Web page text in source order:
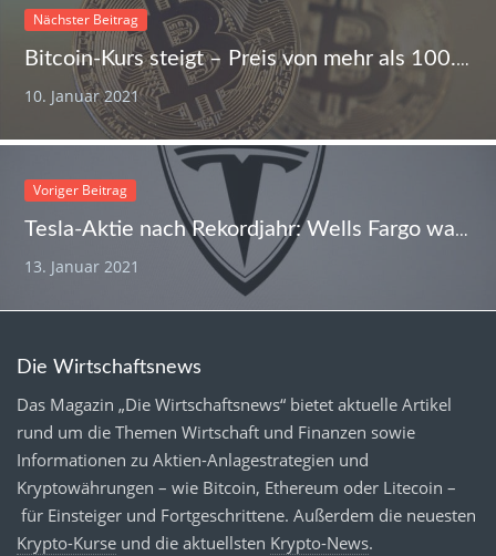
Nächster Beitrag
Bitcoin-Kurs steigt – Preis von mehr als 100.000 Dollar aber unwahrscheinlich
10. Januar 2021
Voriger Beitrag
Tesla-Aktie nach Rekordjahr: Wells Fargo warnt vor Kurseinbruch
13. Januar 2021
Die Wirtschaftsnews
Das Magazin „Die Wirtschaftsnews“ bietet aktuelle Artikel
rund um die Themen Wirtschaft und Finanzen sowie
Informationen zu Aktien-Anlagestrategien und
Kryptowährungen – wie Bitcoin, Ethereum oder Litecoin –
für Einsteiger und Fortgeschrittene. Außerdem die neuesten
Krypto-Kurse und die aktuellsten Krypto-News.